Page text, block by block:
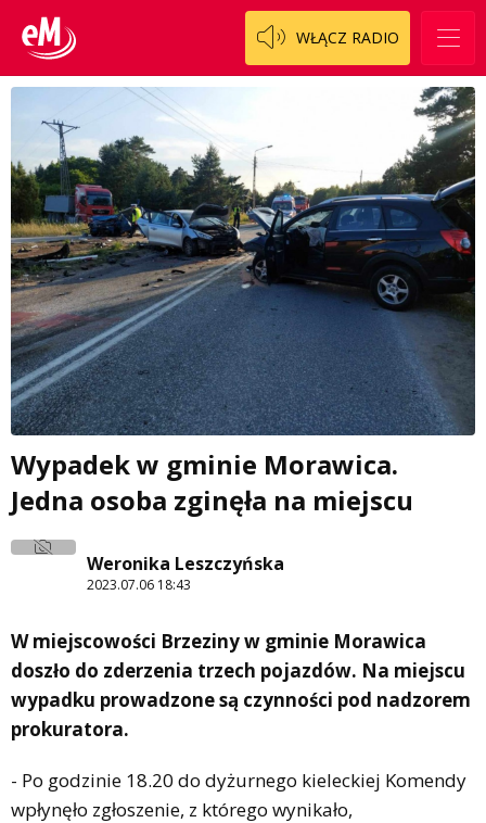
WŁĄCZ RADIO
Wypadek w gminie Morawica.
Jedna osoba zginęła na miejscu
Weronika Leszczyńska
2023.07.06 18:43
W miejscowości Brzeziny w gminie Morawica
doszło do zderzenia trzech pojazdów. Na miejscu
wypadku prowadzone są czynności pod nadzorem
prokuratora.
- Po godzinie 18.20 do dyżurnego kieleckiej Komendy
wpłynęło zgłoszenie, z którego wynikało,